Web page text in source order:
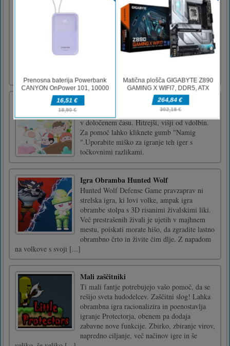
Demonrift TD
Brani kraljestvo Emaeron pred demonskim
sunkom po vsej državi! Preizkusite to
edinstveno kombinacijo med Tower Defense
in edinstveno prelomno strategijo. King
Imkael je padel. Ljubljeni kralj je bil ubit v
Razlike v otroškem dnevu
Opazite vse razlike med slikama dneva otroka
v določenem času. Hitrejši, višji od vdolbin.
Za pomoč lahko kliknete gumb "Namig
".Uporabite miško za igranje teh iger s
točkovnimi razlikami.
Igra Obramba Hunted Wolf
Hunted Wolf Defense Game pravzaprav ni
strelska igra, ki lovi volke, ampak igra
obrambe stolpa s 3D risanimi živalskimi liki.
Več prestrašenih živali je ujetih v majhnem
mestu, poiskati morate hišo, da zgradite lastno
obrambno črto in živite čim dlje. Z napadom
na volkove s svoji [...]
Mali zaščitniki
Ti mali fantje potrebujejo vašo pomoč, da se
rešijo sveta hudodelcev. Zaščitni slog! Lahka
obrambna igra racionalizira in poenostavlja
igranje Protectorja, obenem pa dodaja
zabavne nove funkcije. Zbirko, zbiranje virov,
napredno ciljanje, več načinov igre in še